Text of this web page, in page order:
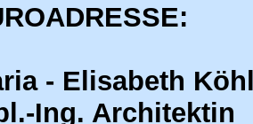
- Elisabeth
Ing. Architektin